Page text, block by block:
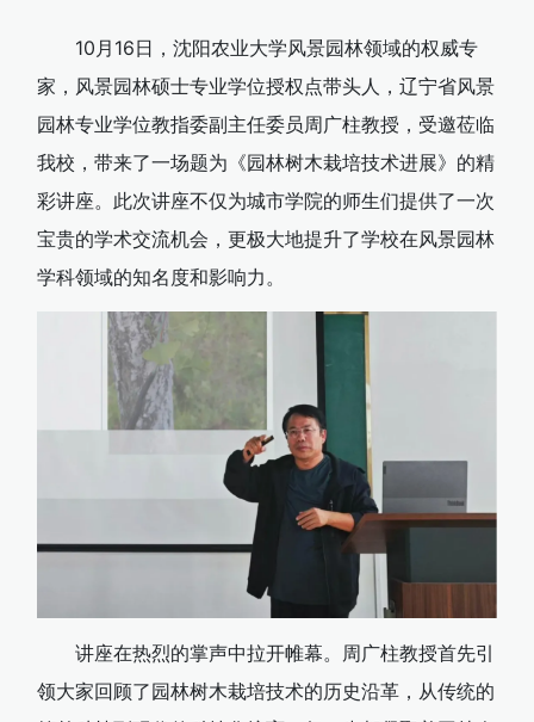
10月16日，沈阳农业大学风景园林领域的权威专
家，风景园林硕士专业学位授权点带头人，辽宁省风景
园林专业学位教指委副主任委员周广柱教授，受邀莅临
我校，带来了一场题为《园林树木栽培技术进展》的精
彩讲座。此次讲座不仅为城市学院的师生们提供了一次
宝贵的学术交流机会，更极大地提升了学校在风景园林
学科领域的知名度和影响力。
讲座在热烈的掌声中拉开帷幕。周广柱教授首先引
领大家回顾了园林树木栽培技术的历史沿革，从传统的